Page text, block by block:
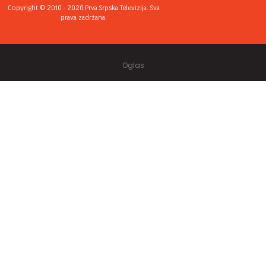
Copyright © 2010 - 2026 Prva Srpska Televizija. Sva
prava zadržana.